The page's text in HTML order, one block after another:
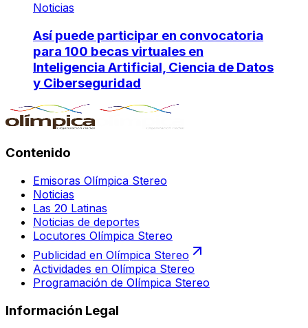
Noticias
Así puede participar en convocatoria
para 100 becas virtuales en
Inteligencia Artificial, Ciencia de Datos
y Ciberseguridad
Contenido
Emisoras Olímpica Stereo
Noticias
Las 20 Latinas
Noticias de deportes
Locutores Olímpica Stereo
Publicidad en Olímpica Stereo
Actividades en Olímpica Stereo
Programación de Olímpica Stereo
Información Legal